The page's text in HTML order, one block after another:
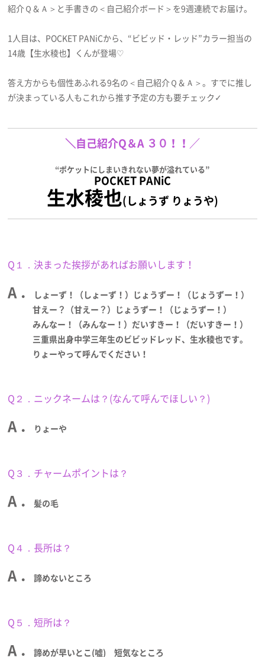
紹介Ｑ＆Ａ＞と手書きの＜自己紹介ボード＞を9週連続でお届け。
1人目は、POCKET PANiCから、“ビビッド・レッド”カラー担当の
14歳【生水稜也】くんが登場♡
答え方からも個性あふれる9名の＜自己紹介Ｑ＆Ａ＞。すでに推し
が決まっている人もこれから推す予定の方も要チェック✓
＼自己紹介Q＆A ３０！！／
“ポケットにしまいきれない夢が溢れている”
POCKET PANiC
生水稜也(しょうず りょうや)
Q１．決まった挨拶があればお願いします！
A ．
しょーず！（しょーず！）じょうずー！（じょうずー！）
甘えー？（甘えー？）じょうずー！（じょうずー！）
みんなー！（みんなー！）だいすきー！（だいすきー！）
三重県出身中学三年生のビビッドレッド、生水稜也です。
りょーやって呼んでください！
Q２．ニックネームは？(なんて呼んでほしい？)
A ． りょーや
Q３．チャームポイントは？
A ．髪の毛
Q４．長所は？
A ．諦めないところ
Q５．短所は？
A ．諦めが早いとこ(嘘) 短気なところ